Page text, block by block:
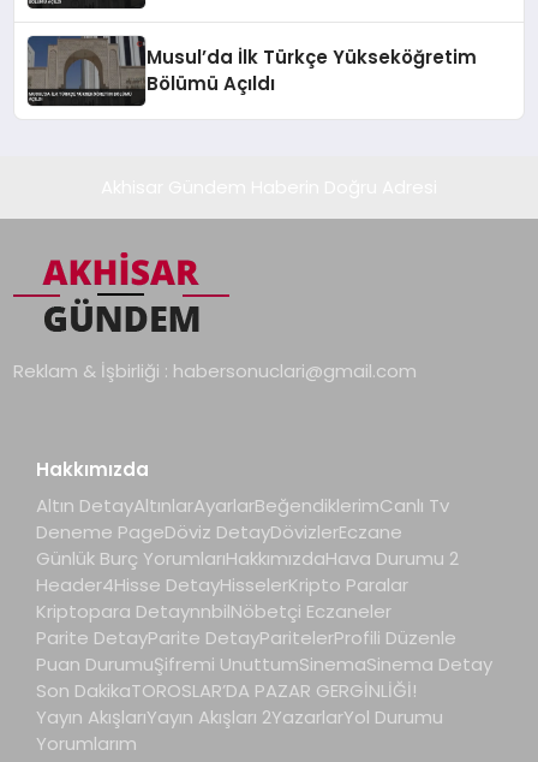
Musul’da İlk Türkçe Yükseköğretim
Bölümü Açıldı
Reklam & İşbirliği : habersonuclari@gmail.com
Hakkımızda
Altın DetayAltınlarAyarlarBeğendiklerimCanlı Tv
Deneme PageDöviz DetayDövizlerEczane
Günlük Burç YorumlarıHakkımızdaHava Durumu 2
Header4Hisse DetayHisselerKripto Paralar
Kriptopara DetaynnbilNöbetçi Eczaneler
Parite DetayParite DetayParitelerProfili Düzenle
Puan DurumuŞifremi UnuttumSinemaSinema Detay
Son DakikaTOROSLAR’DA PAZAR GERGİNLİĞİ!
Yayın AkışlarıYayın Akışları 2YazarlarYol Durumu
Yorumlarım